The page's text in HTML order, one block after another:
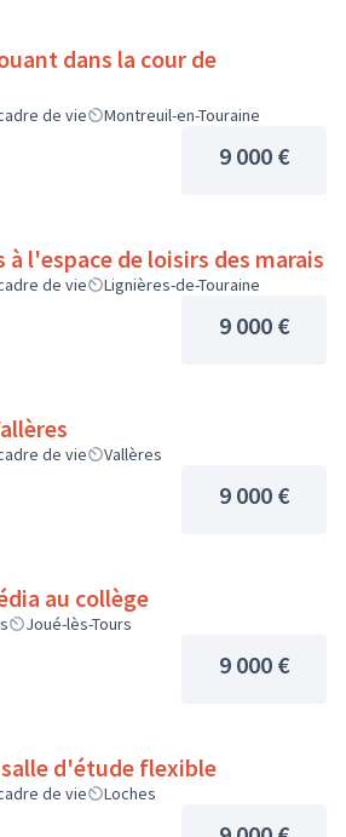
dans la cour de
de vie Montreuil-en-Touraine
9 000 €
l'espace de loisirs des marais
de vie Lignières-de-Touraine
9 000 €
de vie Vallères
9 000 €
au collège
Joué-lès-Tours
9 000 €
d'étude flexible
de vie Loches